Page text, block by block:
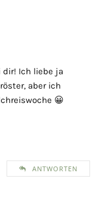
dir! Ich liebe ja
aber ich
😀
ANTWORTEN